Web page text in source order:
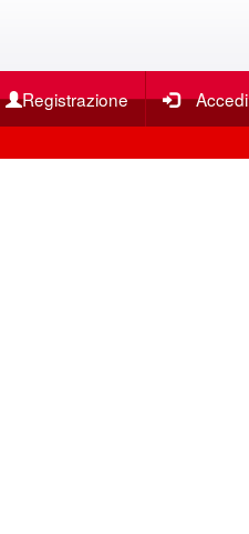
Registrazione Accedi